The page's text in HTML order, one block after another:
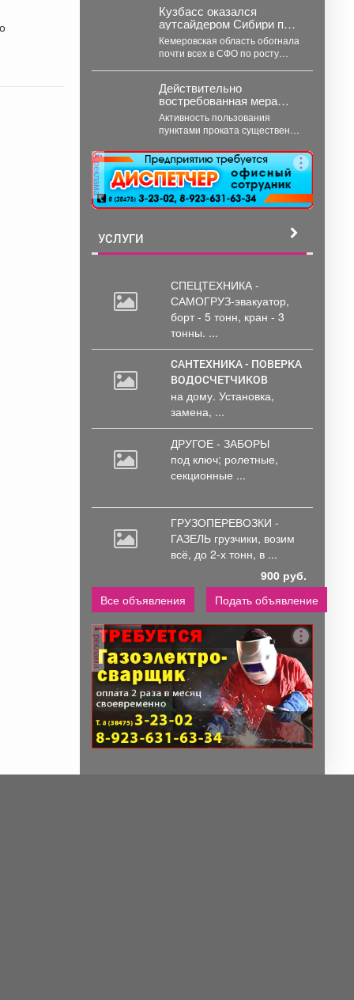
Кузбасс оказался
аутсайдером Сибири по
ипотечным долгам
Кемеровская область обогнала
почти всех в СФО по росту
Действительно
востребованная мера
поддержки.
Активность пользования
пунктами проката существенно
неделю, после того как
губернатор поручил включить...
реклама
УСЛУГИ
СПЕЦТЕХНИКА -
САМОГРУЗ-эвакуатор,
борт - 5 тонн, кран - 3
тонны. ...
САНТЕХНИКА - ПОВЕРКА
ВОДОСЧЕТЧИКОВ
на дому. Установка,
замена, ...
ДРУГОЕ - ЗАБОРЫ
под ключ; ролетные,
секционные ...
ГРУЗОПЕРЕВОЗКИ -
ГАЗЕЛЬ грузчики, возим
всё, до 2-х тонн, в ...
900 руб.
Все объявления
Подать объявление
реклама